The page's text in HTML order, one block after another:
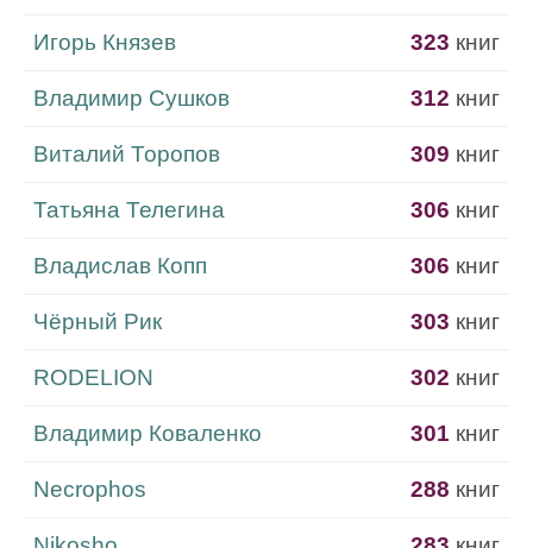
Игорь Князев 323 книг
Владимир Сушков 312 книг
Виталий Торопов 309 книг
Татьяна Телегина 306 книг
Владислав Копп 306 книг
Чёрный Рик 303 книг
RODELION 302 книг
Владимир Коваленко 301 книг
Necrophos 288 книг